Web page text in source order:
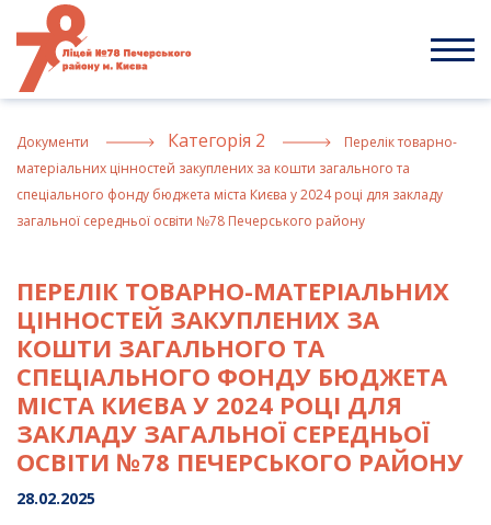
content
Документи Категорія 2
Перелік товарно-
матеріальних цінностей закуплених за кошти загального та
спеціального фонду бюджета міста Києва у 2024 році для закладу
загальної середньої освіти №78 Печерського району
ПЕРЕЛІК ТОВАРНО-МАТЕРІАЛЬНИХ
ЦІННОСТЕЙ ЗАКУПЛЕНИХ ЗА
КОШТИ ЗАГАЛЬНОГО ТА
СПЕЦІАЛЬНОГО ФОНДУ БЮДЖЕТА
МІСТА КИЄВА У 2024 РОЦІ ДЛЯ
ЗАКЛАДУ ЗАГАЛЬНОЇ СЕРЕДНЬОЇ
ОСВІТИ №78 ПЕЧЕРСЬКОГО РАЙОНУ
28.02.2025